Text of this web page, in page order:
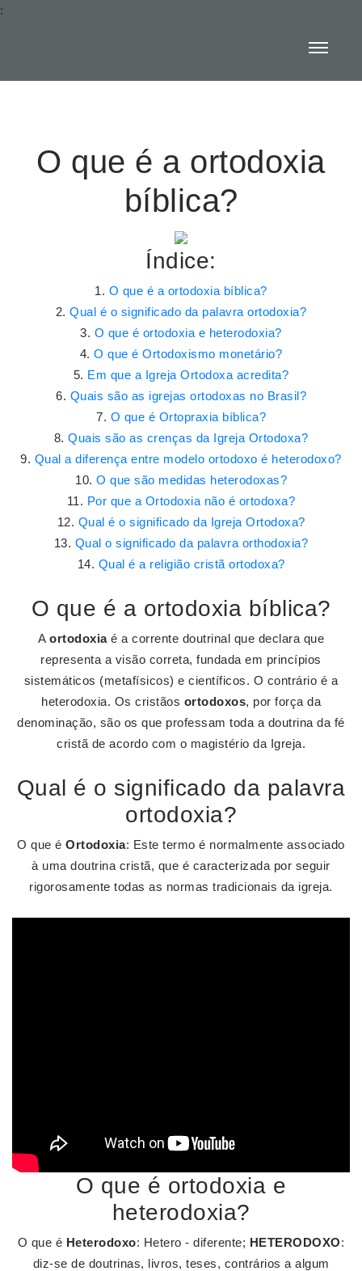
:
O que é a ortodoxia
bíblica?
Índice:
O que é a ortodoxia bíblica?
Qual é o significado da palavra ortodoxia?
O que é ortodoxia e heterodoxia?
O que é Ortodoxismo monetário?
Em que a Igreja Ortodoxa acredita?
Quais são as igrejas ortodoxas no Brasil?
O que é Ortopraxia bíblica?
Quais são as crenças da Igreja Ortodoxa?
Qual a diferença entre modelo ortodoxo é heterodoxo?
O que são medidas heterodoxas?
Por que a Ortodoxia não é ortodoxa?
Qual é o significado da Igreja Ortodoxa?
Qual o significado da palavra orthodoxia?
Qual é a religião cristã ortodoxa?
O que é a ortodoxia bíblica?
A ortodoxiaé a corrente doutrinal que declara que
representa a visão correta, fundada em princípios
sistemáticos (metafísicos) e científicos. O contrário é a
heterodoxia. Os cristãos ortodoxos, por força da
denominação, são os que professam toda a doutrina da fé
cristã de acordo com o magistério da Igreja.
Qual é o significado da palavra
ortodoxia?
O que éOrtodoxia: Este termo é normalmente associado
à uma doutrina cristã, que é caracterizada por seguir
rigorosamente todas as normas tradicionais da igreja.
O que é ortodoxia e
heterodoxia?
O que é Heterodoxo: Hetero - diferente; HETERODOXO:
diz-se de doutrinas, livros, teses, contrários a algum